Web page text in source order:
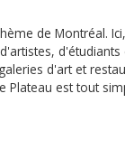
de Montréal.
d'art et
Plateau est tout